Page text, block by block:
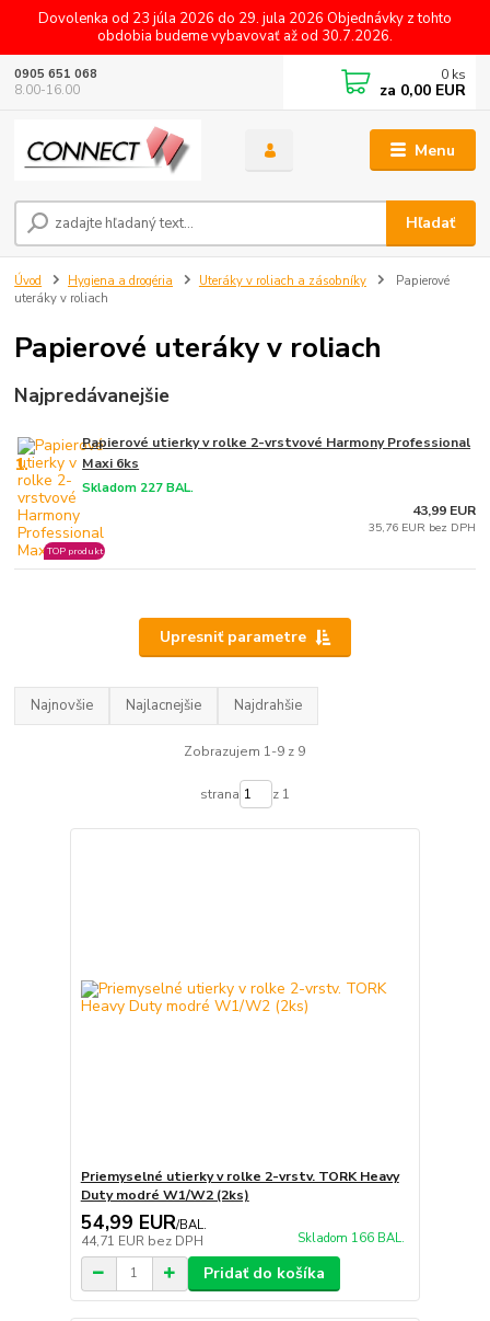
Dovolenka od 23 júla 2026 do 29. jula 2026 Objednávky z tohto
obdobia budeme vybavovať až od 30.7.2026.
Menu
Hľadať
0905 651 068
8.00-16.00
0 ks
za 0,00 EUR
Úvod Hygiena a drogéria Uteráky v roliach a zásobníky
Papierové
uteráky v roliach
Papierové uteráky v roliach
Najpredávanejšie
1.
Papierové utierky v rolke 2-vrstvové Harmony Professional
Maxi 6ks
Skladom 227 BAL.
TOP produkt
43,99 EUR
35,76 EUR bez DPH
Upresniť parametre
Najnovšie Najlacnejšie Najdrahšie
Zobrazujem 1-9 z 9
strana z 1
Priemyselné utierky v rolke 2-vrstv. TORK Heavy
Duty modré W1/W2 (2ks)
54,99 EUR/BAL.
44,71 EUR bez DPH Skladom 166 BAL.
Pridať do košíka